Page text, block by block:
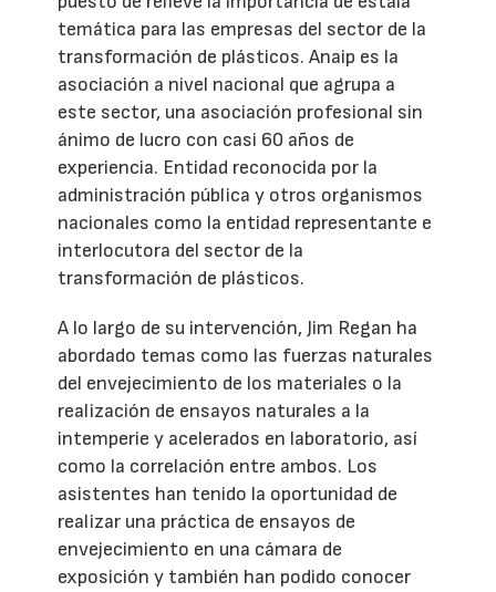
temática para las empresas del sector de la
transformación de plásticos. Anaip es la
asociación a nivel nacional que agrupa a
este sector, una asociación profesional sin
ánimo de lucro con casi 60 años de
experiencia. Entidad reconocida por la
administración pública y otros organismos
nacionales como la entidad representante e
interlocutora del sector de la
transformación de plásticos.
A lo largo de su intervención, Jim Regan ha
abordado temas como las fuerzas naturales
del envejecimiento de los materiales o la
realización de ensayos naturales a la
intemperie y acelerados en laboratorio, así
como la correlación entre ambos. Los
asistentes han tenido la oportunidad de
realizar una práctica de ensayos de
envejecimiento en una cámara de
exposición y también han podido conocer